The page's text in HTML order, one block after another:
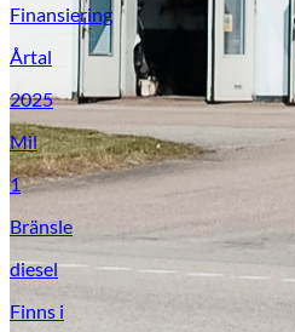
Finansiering
Årtal
2025
Mil
1
Bränsle
diesel
Finns i